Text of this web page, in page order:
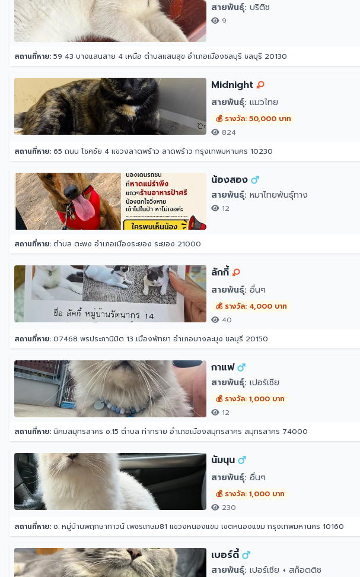
สายพันธุ์: บริติช
9
สถานที่หาย: 59 43 บางแสนสาย 4 เหนือ ตำบลแสนสุข อำเภอเมืองชลบุรี ชลบุรี 20130
Midnight
สายพันธุ์: แมวไทย
💰 รางวัล: 50,000 บาท
824
สถานที่หาย: 65 ถนน โชคชัย 4 แขวงลาดพร้าว ลาดพร้าว กรุงเทพมหานคร 10230
น้องสอง
สายพันธุ์: หมาไทยพันธุ์ทาง
12
สถานที่หาย: ตำบล ตะพง อำเภอเมืองระยอง ระยอง 21000
ลักกี้
สายพันธุ์: อื่นๆ
💰 รางวัล: 4,000 บาท
40
สถานที่หาย: 07468 พรประภานิมิต 13 เมืองพัทยา อำเภอบางละมุง ชลบุรี 20150
กาแฟ
สายพันธุ์: เปอร์เซีย
💰 รางวัล: 1,000 บาท
12
สถานที่หาย: นิคมสมุทรสาคร ซ.15 ตำบล ท่าทราย อำเภอเมืองสมุทรสาคร สมุทรสาคร 74000
นัมนุน
สายพันธุ์: อื่นๆ
💰 รางวัล: 1,000 บาท
230
สถานที่หาย: ซ. หมู่บ้านพฤกษาทาวน์ เพชรเกษม81 แขวงหนองแขม เขตหนองแขม กรุงเทพมหานคร 10160
เบอร์ดี้
สายพันธุ์: เปอร์เซีย + สก็อตติช